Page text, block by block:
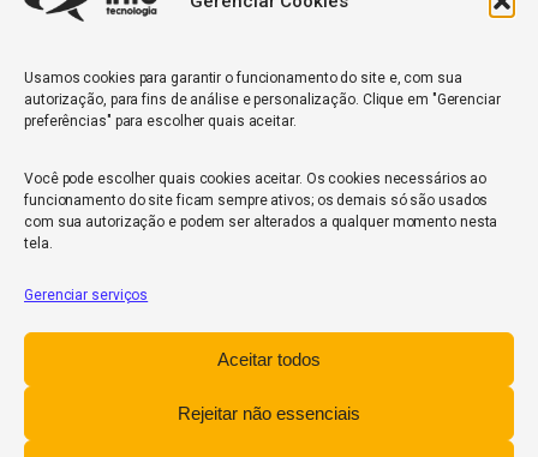
Usamos cookies para garantir o funcionamento do site e, com sua
autorização, para fins de análise e personalização. Clique em "Gerenciar
preferências" para escolher quais aceitar.
Você pode escolher quais cookies aceitar. Os cookies necessários ao
funcionamento do site ficam sempre ativos; os demais só são usados
com sua autorização e podem ser alterados a qualquer momento nesta
tela.
Gerenciar serviços
Aceitar todos
Rejeitar não essenciais
Quantidade de veículos da frota*
ENVIAR
InfoCore
Trabalhe Conosco